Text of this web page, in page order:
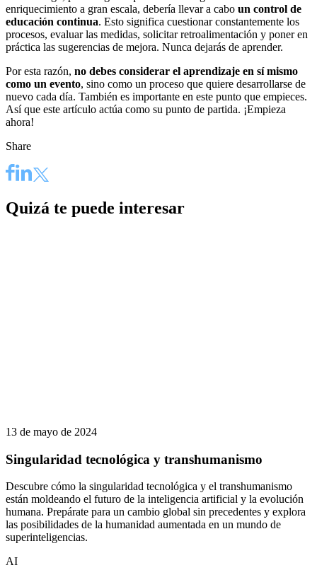
enriquecimiento a gran escala, debería llevar a cabo un control de
educación continua. Esto significa cuestionar constantemente los
procesos, evaluar las medidas, solicitar retroalimentación y poner en
práctica las sugerencias de mejora. Nunca dejarás de aprender.
Por esta razón, no debes considerar el aprendizaje en sí mismo
como un evento, sino como un proceso que quiere desarrollarse de
nuevo cada día. También es importante en este punto que empieces.
Así que este artículo actúa como su punto de partida. ¡Empieza
ahora!
Share
Quizá te puede interesar
13 de mayo de 2024
Singularidad tecnológica y transhumanismo
Descubre cómo la singularidad tecnológica y el transhumanismo
están moldeando el futuro de la inteligencia artificial y la evolución
humana. Prepárate para un cambio global sin precedentes y explora
las posibilidades de la humanidad aumentada en un mundo de
superinteligencias.
AI